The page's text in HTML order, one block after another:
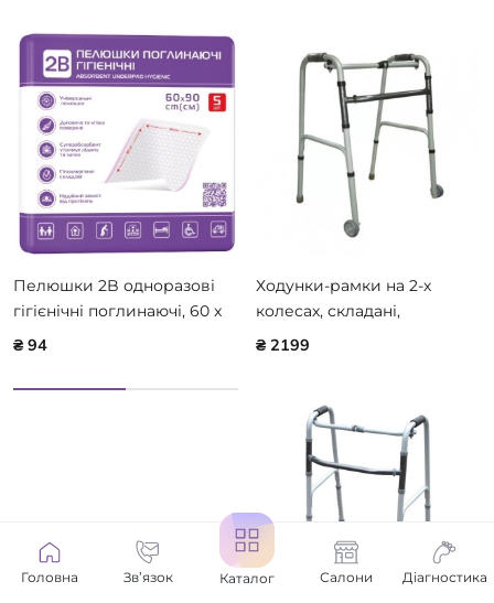
Пелюшки 2B одноразові
гігієнічні поглинаючі, 60 x
90 см, 5 шт.
₴ 94
Ходунки-рамки на 2-х
колесах, складані,
регульовані за висотою,
₴ 2199
Головна Зв’язок Каталог Салони Діагностика